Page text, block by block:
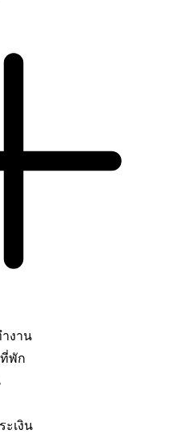
งาน
พัก
ะเงิน